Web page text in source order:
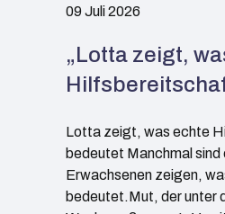
09 Juli 2026
„Lotta zeigt,
Lotta zeigt, was echte
bedeutet Manchmal sind
Erwachsenen zeigen,
bedeutet.Mut, der unter